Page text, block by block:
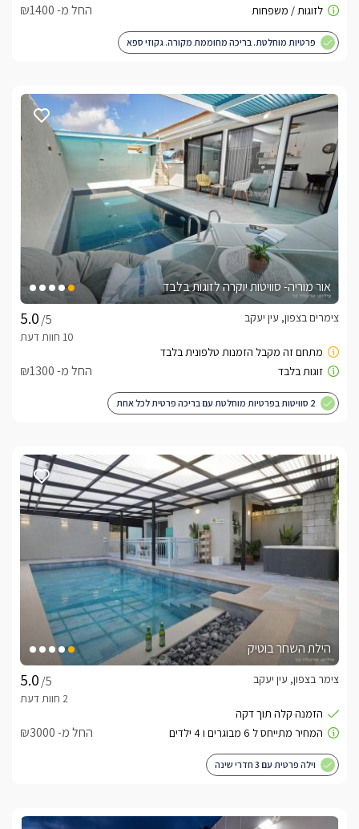
החל מ- ₪1400
פרטיות מוחלטת. בריכה מחוממת מקורה. גקוזי ספא
אור מוריה- סוויטות יוקרה לזוגות בלבד
/5
צימרים בצפון, עין יעקב
החל מ- ₪1300
2 סוויטות בפרטיות מוחלטת עם בריכה פרטית לכל אחת
הילת השחר בוטיק
/5
צימר בצפון, עין יעקב
החל מ- ₪3000
וילה פרטית עם 3 חדרי שינה